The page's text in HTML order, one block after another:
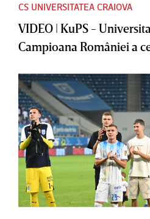
CS UNIVERSITATEA CRAIOVA
VIDEO | KuPS -
Campioana României a